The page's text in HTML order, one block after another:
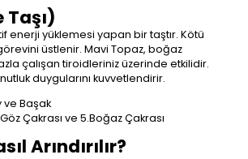
Taşı)
enerji yüklemesi yapan bir taştır. Kötü
üstlenir. Mavi Topaz, boğaz
çalışan tiroidleriniz üzerinde etkilidir.
duygularını kuvvetlendirir.
ve Başak
Çakrası ve 5.Boğaz Çakrası
Arındırılır?